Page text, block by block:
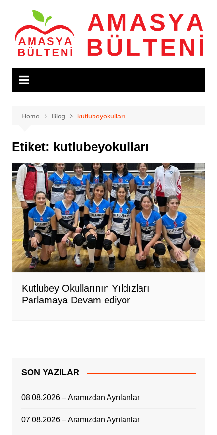
content
Home Blog kutlubeyokulları
Etiket: kutlubeyokulları
Kutlubey Okullarının Yıldızları
Parlamaya Devam ediyor
SON YAZILAR
08.08.2026 – Aramızdan Ayrılanlar
07.08.2026 – Aramızdan Ayrılanlar